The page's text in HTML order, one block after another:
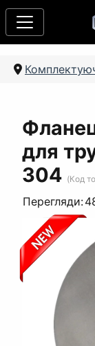
для
304 (Код
Перегляди: